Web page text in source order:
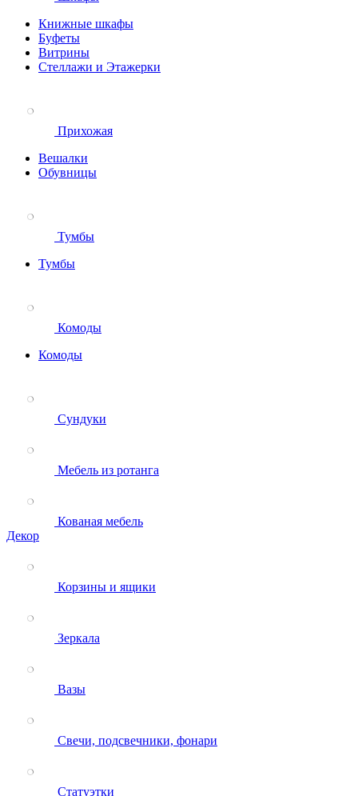
Книжные шкафы
Буфеты
Витрины
Стеллажи и Этажерки
Прихожая
Вешалки
Обувницы
Тумбы
Тумбы
Комоды
Комоды
Сундуки
Мебель из ротанга
Кованая мебель
Декор
Корзины и ящики
Зеркала
Вазы
Свечи, подсвечники, фонари
Статуэтки